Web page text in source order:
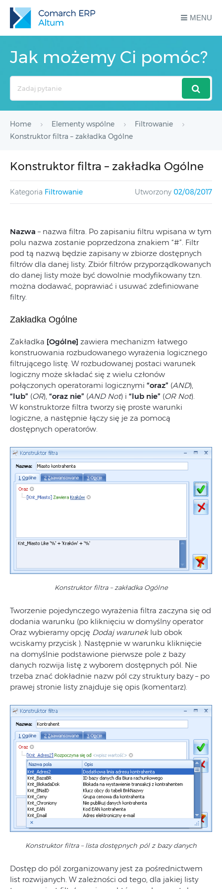
MENU
Jak możemy Ci pomóc?
Home Elementy wspólne
Filtrowanie
Konstruktor filtra – zakładka Ogólne
Konstruktor filtra – zakładka Ogólne
Kategoria Filtrowanie Utworzony 02/08/2017
Nazwa – nazwa filtra. Po zapisaniu filtru wpisana w tym
polu nazwa zostanie poprzedzona znakiem “#”. Filtr
pod tą nazwą będzie zapisany w zbiorze dostępnych
filtrów dla danej listy. Zbiór filtrów przyporządkowanych
do danej listy może być dowolnie modyfikowany tzn.
można dodawać, poprawiać i usuwać zdefiniowane
filtry.
Zakładka Ogólne
Zakładka [Ogólne] zawiera mechanizm łatwego
konstruowania rozbudowanego wyrażenia logicznego
filtrującego listę. W rozbudowanej postaci warunek
logiczny może składać się z wielu członów
połączonych operatorami logicznymi “oraz” (AND),
“lub” (OR), “oraz nie” (AND Not) i “lub nie” (OR Not).
W konstruktorze filtra tworzy się proste warunki
logiczne, a następnie łączy się je za pomocą
dostępnych operatorów.
Konstruktor filtra – zakładka Ogólne
Tworzenie pojedynczego wyrażenia filtra zaczyna się od
dodania warunku (po kliknięciu w domyślny operator
Oraz wybieramy opcję Dodaj waruneklub obok
wciskamy przycisk ). Następnie w warunku kliknięcie
na domyślnie podstawione pierwsze pole z bazy
danych rozwija listę z wyborem dostępnych pól. Nie
trzeba znać dokładnie nazw pól czy struktury bazy – po
prawej stronie listy znajduje się opis (komentarz).
Konstruktor filtra – lista dostępnych pól z bazy danych
Dostęp do pól zorganizowany jest za pośrednictwem
list rozwijanych. W zależności od tego, dla jakiej listy